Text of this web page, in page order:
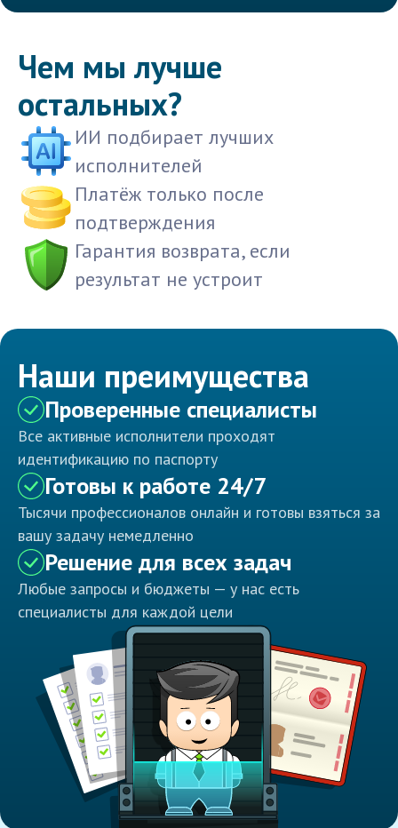
Чем мы лучше
остальных?
ИИ подбирает лучших
исполнителей
Платёж только после
подтверждения
Гарантия возврата, если
результат не устроит
Наши преимущества
Проверенные специалисты
Все активные исполнители проходят
идентификацию по паспорту
Готовы к работе 24/7
Тысячи профессионалов онлайн и готовы взяться за
вашу задачу немедленно
Решение для всех задач
Любые запросы и бюджеты — у нас есть
специалисты для каждой цели